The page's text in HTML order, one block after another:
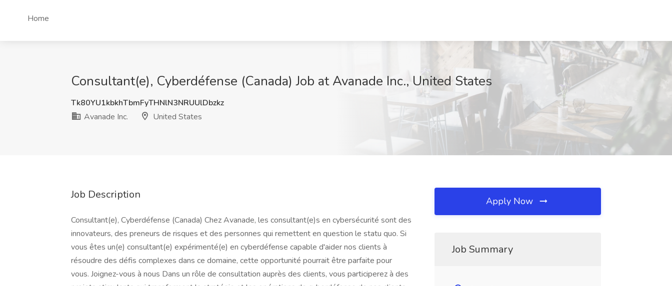
Home
Consultant(e), Cyberdéfense (Canada) Job at Avanade Inc., United States
Tk80YU1kbkhTbmFyTHNlN3NRUUlDbzkz
Avanade Inc.
United States
Job Description
Consultant(e), Cyberdéfense (Canada) Chez Avanade, les consultant(e)s en cybersécurité sont des
innovateurs, des preneurs de risques et des personnes qui remettent en question le statu quo. Si
vous êtes un(e) consultant(e) expérimenté(e) en cyberdéfense capable d'aider nos clients à
résoudre des défis complexes dans ce domaine, cette opportunité pourrait être parfaite pour
vous. Joignez-vous à nous Dans un rôle de consultation auprès des clients, vous participerez à des
Apply Now
Job Summary